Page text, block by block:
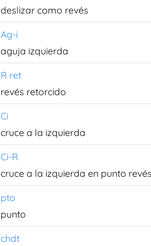
deslizar como revés
Ag-i
aguja izquierda
R ret
revés retorcido
Ci
cruce a la izquierda
Ci-R
cruce a la izquierda en punto revés
pto
punto
chdt